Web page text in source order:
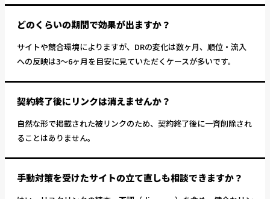
どのくらいの期間で効果が出ますか？
サイトや競合環境によりますが、DRの変化は数ヶ月、順位・流入
への反映は3〜6ヶ月を目安に見ていただくケースが多いです。
契約終了後にリンクは消えませんか？
自然な形で掲載された被リンクのため、契約終了後に一斉削除され
ることはありません。
手動対策を受けたサイトの立て直しも相談できますか？